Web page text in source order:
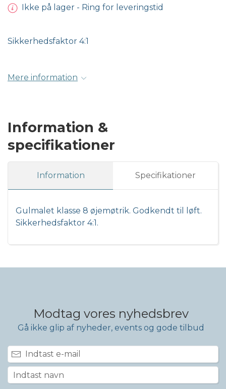
Ikke på lager - Ring for leveringstid
Sikkerhedsfaktor 4:1
Mere information
Information &
specifikationer
Information Specifikationer
Gulmalet klasse 8 øjemøtrik. Godkendt til løft.
Sikkerhedsfaktor 4:1.
Modtag vores nyhedsbrev
Gå ikke glip af nyheder, events og gode tilbud